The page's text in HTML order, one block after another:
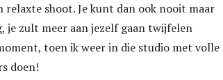
relaxte shoot. Je kunt dan ook nooit maar
je zult meer aan jezelf gaan twijfelen
toen ik weer in die studio met volle
doen!